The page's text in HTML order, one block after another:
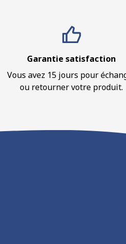
Garantie satisfaction
Vous avez 15 jours pour
ou retourner votre produit.